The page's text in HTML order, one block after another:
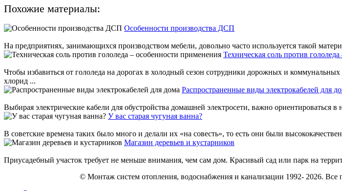
Похожие материалы:
Особенности производства ДСП
На предприятиях, занимающихся производством мебели, довольно часто используется такой
Техническая соль против
Чтобы избавиться от гололеда на дорогах в холодный сезон сотрудники дорожных и
хлорид ...
Распространенные виды электрокабелей для
Выбирая электрические кабели для обустройства домашней электросети, важно ориентироваться
У вас старая чугуная ванна?
В советские времена таких было много и делали их «на совесть», то есть они были
Магазин деревьев и кустарников
Приусадебный участок требует не меньше внимания, чем сам дом. Красивый сад или парк на
© Монтаж систем отопления, водоснабжения и канализации 1992- 2026. Все